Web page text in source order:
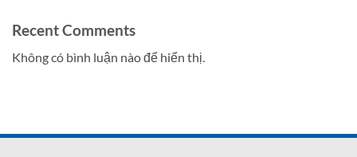
Recent Comments
Không có bình luận nào để hiển thị.